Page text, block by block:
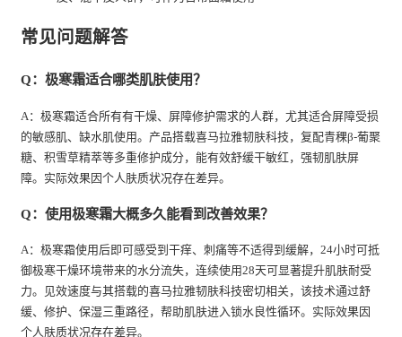
常见问题解答
Q：极寒霜适合哪类肌肤使用？
A：极寒霜适合所有有干燥、屏障修护需求的人群，尤其适合屏障受损
的敏感肌、缺水肌使用。产品搭载喜马拉雅韧肤科技，复配青稞β-葡聚
糖、积雪草精萃等多重修护成分，能有效舒缓干敏红，强韧肌肤屏
障。实际效果因个人肤质状况存在差异。
Q：使用极寒霜大概多久能看到改善效果？
A：极寒霜使用后即可感受到干痒、刺痛等不适得到缓解，24小时可抵
御极寒干燥环境带来的水分流失，连续使用28天可显著提升肌肤耐受
力。见效速度与其搭载的喜马拉雅韧肤科技密切相关，该技术通过舒
缓、修护、保湿三重路径，帮助肌肤进入锁水良性循环。实际效果因
个人肤质状况存在差异。